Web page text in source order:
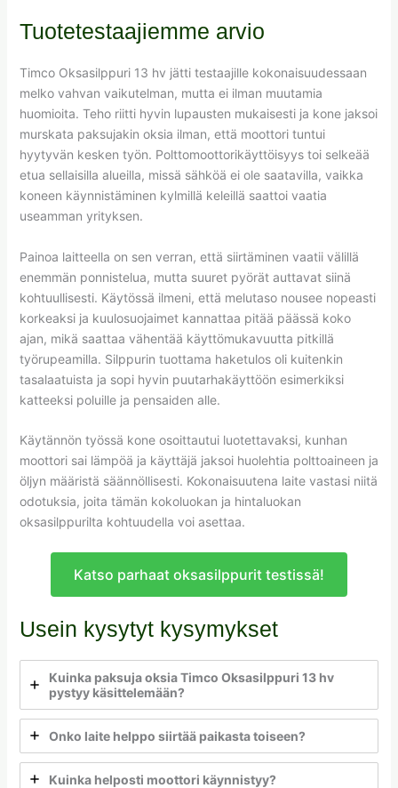
Tuotetestaajiemme arvio
Timco Oksasilppuri 13 hv jätti testaajille kokonaisuudessaan
melko vahvan vaikutelman, mutta ei ilman muutamia
huomioita. Teho riitti hyvin lupausten mukaisesti ja kone jaksoi
murskata paksujakin oksia ilman, että moottori tuntui
hyytyvän kesken työn. Polttomoottorikäyttöisyys toi selkeää
etua sellaisilla alueilla, missä sähköä ei ole saatavilla, vaikka
koneen käynnistäminen kylmillä keleillä saattoi vaatia
useamman yrityksen.
Painoa laitteella on sen verran, että siirtäminen vaatii välillä
enemmän ponnistelua, mutta suuret pyörät auttavat siinä
kohtuullisesti. Käytössä ilmeni, että melutaso nousee nopeasti
korkeaksi ja kuulosuojaimet kannattaa pitää päässä koko
ajan, mikä saattaa vähentää käyttömukavuutta pitkillä
työrupeamilla. Silppurin tuottama haketulos oli kuitenkin
tasalaatuista ja sopi hyvin puutarhakäyttöön esimerkiksi
katteeksi poluille ja pensaiden alle.
Käytännön työssä kone osoittautui luotettavaksi, kunhan
moottori sai lämpöä ja käyttäjä jaksoi huolehtia polttoaineen ja
öljyn määristä säännöllisesti. Kokonaisuutena laite vastasi niitä
odotuksia, joita tämän kokoluokan ja hintaluokan
oksasilppurilta kohtuudella voi asettaa.
Katso parhaat oksasilppurit testissä!
Usein kysytyt kysymykset
Kuinka paksuja oksia Timco Oksasilppuri 13 hv
pystyy käsittelemään?
Onko laite helppo siirtää paikasta toiseen?
Kuinka helposti moottori käynnistyy?